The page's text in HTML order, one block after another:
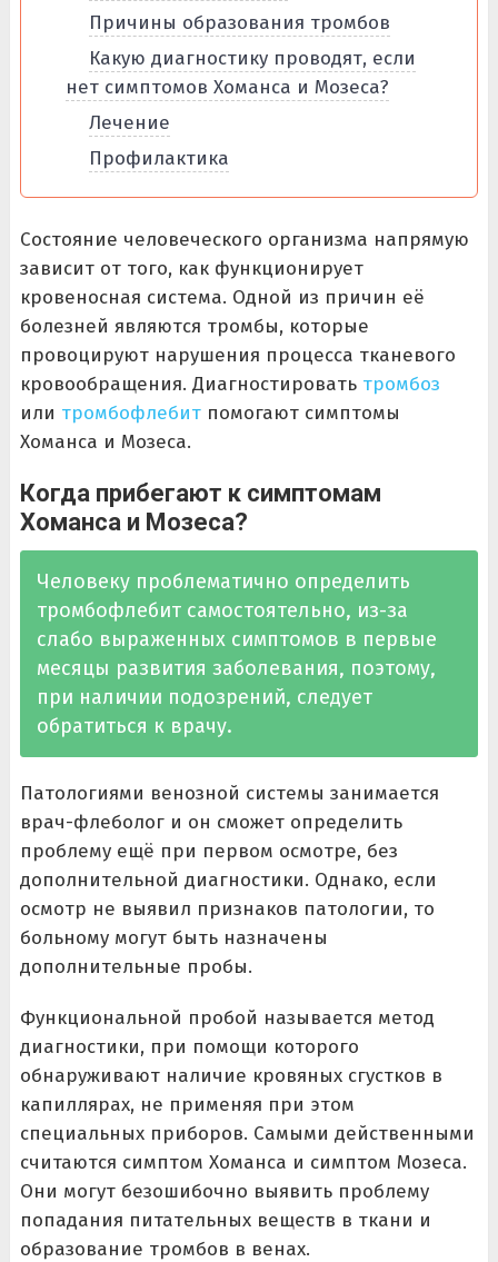
Причины образования тромбов
Какую диагностику проводят, если
нет симптомов Хоманса и Мозеса?
Лечение
Профилактика
Состояние человеческого организма напрямую
зависит от того, как функционирует
кровеносная система. Одной из причин её
болезней являются тромбы, которые
провоцируют нарушения процесса тканевого
кровообращения. Диагностировать тромбоз
или тромбофлебитпомогают симптомы
Хоманса и Мозеса.
Когда прибегают к симптомам
Хоманса и Мозеса?
Человеку проблематично определить
тромбофлебит самостоятельно, из-за
слабо выраженных симптомов в первые
месяцы развития заболевания, поэтому,
при наличии подозрений, следует
обратиться к врачу.
Патологиями венозной системы занимается
врач-флеболог и он сможет определить
проблему ещё при первом осмотре, без
дополнительной диагностики. Однако, если
осмотр не выявил признаков патологии, то
больному могут быть назначены
дополнительные пробы.
Функциональной пробой называется метод
диагностики, при помощи которого
обнаруживают наличие кровяных сгустков в
капиллярах, не применяя при этом
специальных приборов. Самыми действенными
считаются симптом Хоманса и симптом Мозеса.
Они могут безошибочно выявить проблему
попадания питательных веществ в ткани и
образование тромбов в венах.